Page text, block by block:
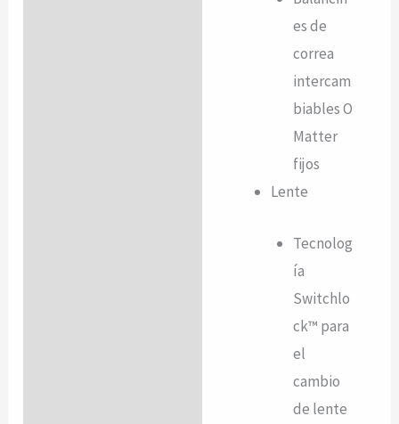
es de
correa
intercam
biables O
Matter
fijos
Lente
Tecnolog
ía
Switchlo
ck™ para
el
cambio
de lente